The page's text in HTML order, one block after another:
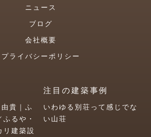
ニュース
ブログ
会社概要
プライバシーポリシー
貴｜ふ
るや・
リ建築設
注目の建築事例
いわゆる別荘って感じでな
い山荘